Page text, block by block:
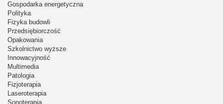
Gospodarka energetyczna
Polityka
Fizyka budowli
Przedsiębiorczość
Opakowania
Szkolnictwo wyższe
Innowacyjność
Multimedia
Patologia
Fizjoterapia
Laseroterapia
Sonoterapia